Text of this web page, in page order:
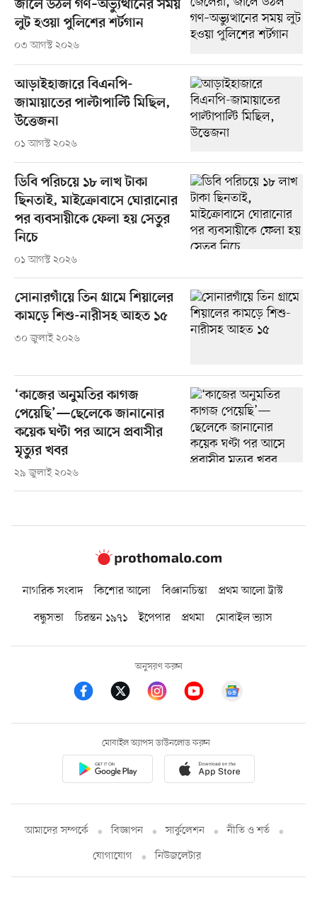
জালে উঠল গণ–অভ্যুত্থানের সময়
লুট হওয়া পুলিশের শর্টগান
০৩ আগস্ট ২০২৬
আড়াইহাজারে বিএনপি-
জামায়াতের পাল্টাপাল্টি মিছিল,
উত্তেজনা
০১ আগস্ট ২০২৬
ডিবি পরিচয়ে ১৮ লাখ টাকা
ছিনতাই, মাইক্রোবাসে ঘোরানোর
পর ব্যবসায়ীকে ফেলা হয় সেতুর
নিচে
০১ আগস্ট ২০২৬
সোনারগাঁয়ে তিন গ্রামে শিয়ালের
কামড়ে শিশু-নারীসহ আহত ১৫
৩০ জুলাই ২০২৬
‘কাজের অনুমতির কাগজ
পেয়েছি’—ছেলেকে জানানোর
কয়েক ঘণ্টা পর আসে প্রবাসীর
মৃত্যুর খবর
২৯ জুলাই ২০২৬
নাগরিক সংবাদ কিশোর আলো বিজ্ঞানচিন্তা
প্রথম আলো ট্রাস্ট
বন্ধুসভা
চিরন্তন ১৯৭১ ইপেপার প্রথমা মোবাইল ভ্যাস
অনুসরণ করুন
মোবাইল অ্যাপস ডাউনলোড করুন
আমাদের সম্পর্কে বিজ্ঞাপন সার্কুলেশন
নীতি ও শর্ত
যোগাযোগ
নিউজলেটার